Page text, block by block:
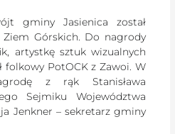
gminy Jasienica został
Ziem Górskich. Do nagrody
artystkę sztuk wizualnych
folkowy PotOCK z Zawoi. W
z rąk Stanisława
Sejmiku Województwa
Jenkner – sekretarz gminy